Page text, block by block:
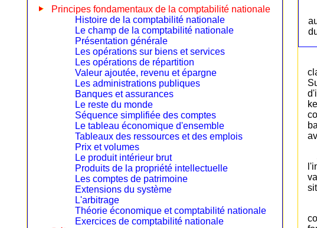
Principes fondamentaux de la comptabilité nationale
Histoire de la comptabilité nationale
Le champ de la comptabilité nationale
Présentation générale
Les opérations sur biens et services
Les opérations de répartition
Valeur ajoutée, revenu et épargne
Les administrations publiques
Banques et assurances
Le reste du monde
Séquence simplifiée des comptes
Le tableau économique d'ensemble
Tableaux des ressources et des emplois
Prix et volumes
Le produit intérieur brut
Produits de la propriété intellectuelle
Les comptes de patrimoine
Extensions du système
L'arbitrage
Théorie économique et comptabilité nationale
Exercices de comptabilité nationale